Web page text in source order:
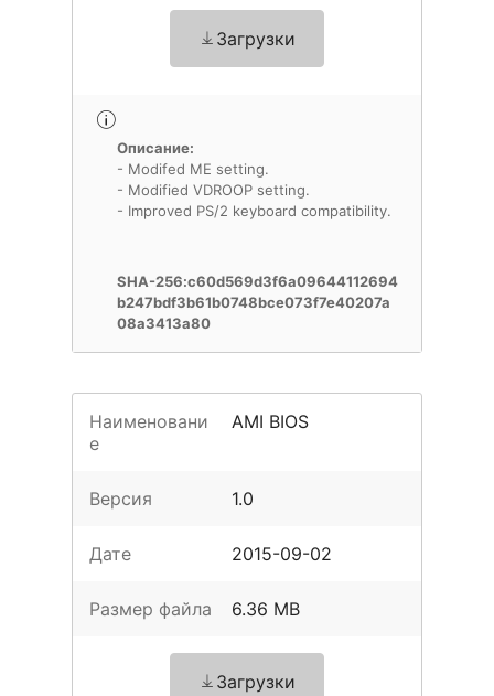
Загрузки
Описание:
- Modifed ME setting.
- Modified VDROOP setting.
- Improved PS/2 keyboard compatibility.
SHA-256:c60d569d3f6a09644112694
b247bdf3b61b0748bce073f7e40207a
08a3413a80
Наименовани
е
AMI BIOS
Версия 1.0
Дате 2015-09-02
Размер файла 6.36 MB
Загрузки